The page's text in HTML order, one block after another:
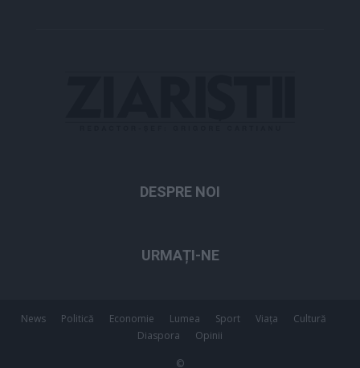
DESPRE NOI
URMAȚI-NE
News Politică Economie Lumea Sport Viața
Cultură
Diaspora
Opinii
©